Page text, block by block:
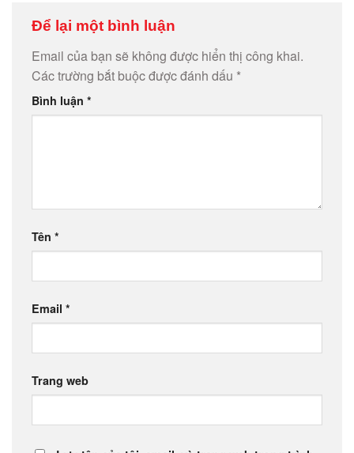
Để lại một bình luận
Email của bạn sẽ không được hiển thị công khai.
Các trường bắt buộc được đánh dấu *
Bình luận *
Tên *
Email *
Trang web